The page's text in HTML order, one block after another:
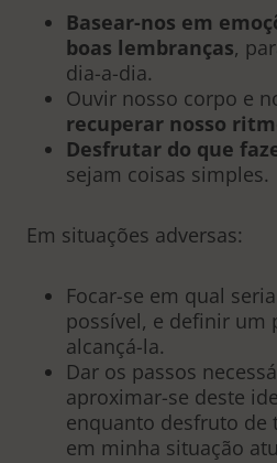
Basear-nos em
boas lembranças,
dia-a-dia.
Ouvir nosso corpo e
recuperar nosso
Desfrutar do que
sejam coisas simples.
Em situações adversas:
Focar-se em qual
possível, e definir um
alcançá-la.
Dar os passos
aproximar-se deste
enquanto desfruto de
em minha situação